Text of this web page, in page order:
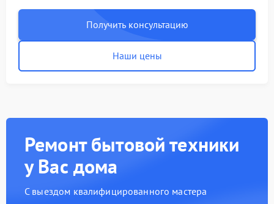
Получить консультацию
Наши цены
Ремонт бытовой техники
у Вас дома
С выездом квалифицированного мастера